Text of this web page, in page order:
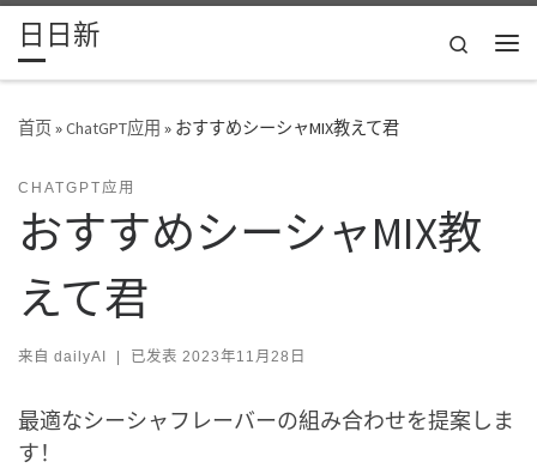
Skip to content
日日新
Search
首页»ChatGPT应用 » おすすめシーシャMIX教えて君
CHATGPT应用
おすすめシーシャMIX教
えて君
来自 dailyAI | 已发表 2023年11月28日
最適なシーシャフレーバーの組み合わせを提案しま
す！